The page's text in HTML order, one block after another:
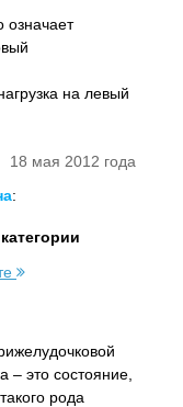
означает
на левый
18 мая 2012 года
:
– это состояние,
рода